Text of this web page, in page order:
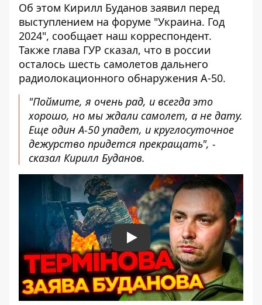
Об этом Кирилл Буданов заявил перед
выступлением на форуме "Украина. Год
2024", сообщает наш корреспондент.
Также глава ГУР сказал, что в россии
осталось шесть самолетов дальнего
радиолокационного обнаружения А-50.
"Поймите, я очень рад, и всегда это
хорошо, но мы ждали самолет, а не дату.
Еще один А-50 упадет, и круглосуточное
дежурство придется прекращать", -
сказал Кирилл Буданов.
Play